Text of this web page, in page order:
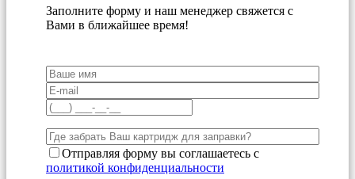
Заполните форму и наш менеджер свяжется с
Вами в ближайшее время!
Отправляя форму вы соглашаетесь с
политикой конфиденциальности